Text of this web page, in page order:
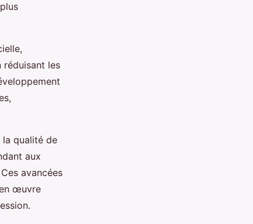
réduisant les
la qualité de
aux
avancées
œuvre